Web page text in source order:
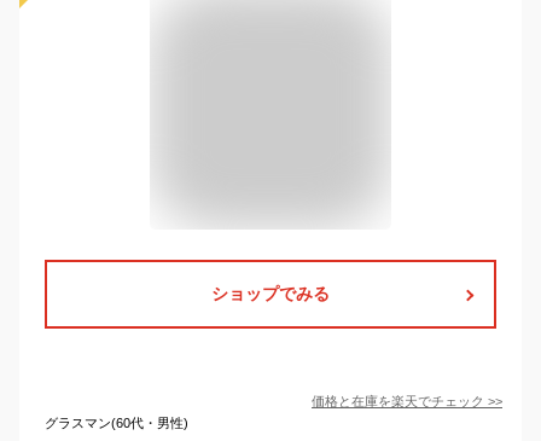
ショップでみる
価格と在庫を楽天でチェック >>
グラスマン(60代・男性)